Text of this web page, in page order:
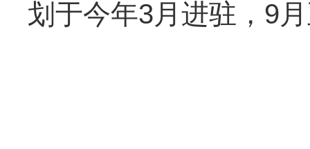
划于今年3月进驻，9